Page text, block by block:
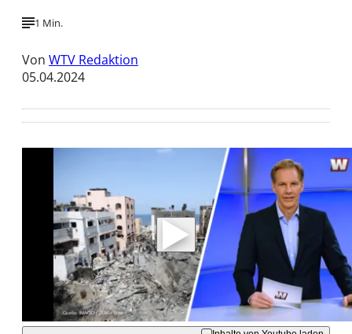
1 Min.
Von WTV Redaktion
05.04.2024
Mit der Wiedergabe dieses Videos werden
Daten an Youtube übertragen.
Hinweise dazu erhalten Sie in derDatenschutzerklärung
Akzeptieren